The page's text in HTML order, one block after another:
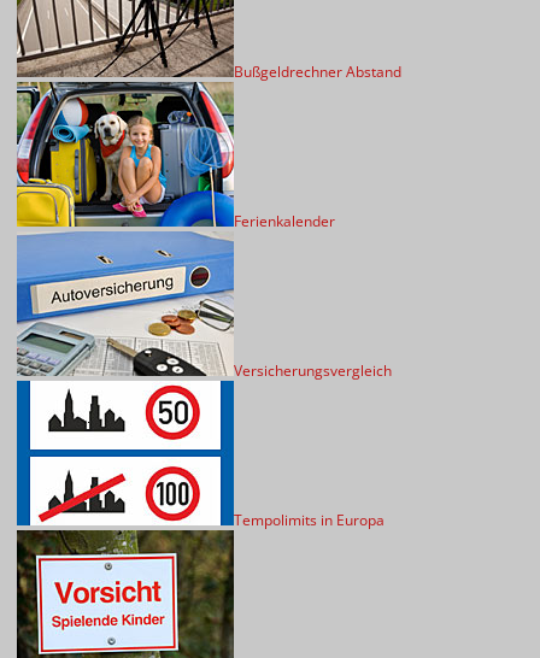
Bußgeldrechner Abstand
Ferienkalender
Versicherungsvergleich
Tempolimits in Europa